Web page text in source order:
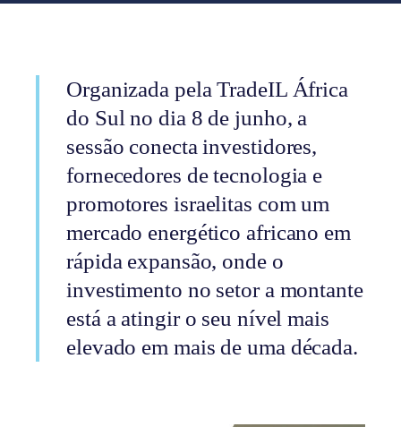
Organizada pela TradeIL África
do Sul no dia 8 de junho, a
sessão conecta investidores,
fornecedores de tecnologia e
promotores israelitas com um
mercado energético africano em
rápida expansão, onde o
investimento no setor a montante
está a atingir o seu nível mais
elevado em mais de uma década.